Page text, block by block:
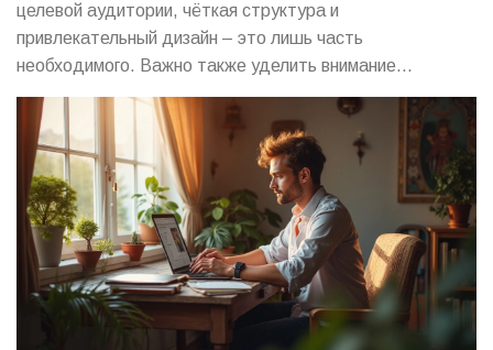
целевой аудитории, чёткая структура и
привлекательный дизайн – это лишь часть
необходимого. Важно также уделить внимание
написанию убедительного контента и оптимизации для
поиска. В статье рассматриваются ключевые аспекты
создания лендинга и предоставляются полезные
советы, чтобы он стал мощным инструментом продаж.